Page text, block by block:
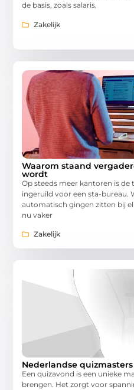
de basis, zoals salaris,
Zakelijk
Waarom staand
wordt
Op steeds meer kantoren is
ingeruild voor een sta-bureau.
automatisch gingen zitten bij
nu vaker
Zakelijk
Nederlandse
Een quizavond is een unieke
brengen. Het zorgt voor